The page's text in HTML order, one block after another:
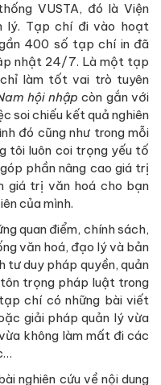
VUSTA, đó là Viện
lý. Tạp chí đi vào hoạt
400 số tạp chí in đã
nhật 24/7. Là một tạp
làm tốt vai trò tuyên
hội nhập còn gắn với
soi chiếu kết quả nghiên
đó cũng như trong mỗi
tôi luôn coi trọng yếu tố
phần nâng cao giá trị
giá trị văn hoá cho bạn
của mình.
quan điểm, chính sách,
văn hoá, đạo lý và bản
tư duy pháp quyền, quản
trọng pháp luật trong
chí có những bài viết
giải pháp quản lý vừa
không làm mất đi các
nghiên cứu về nội dung